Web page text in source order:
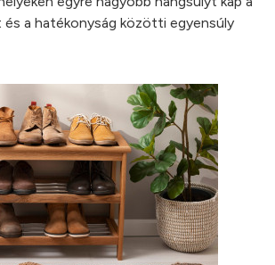
a hatékonyság közötti egyensúly